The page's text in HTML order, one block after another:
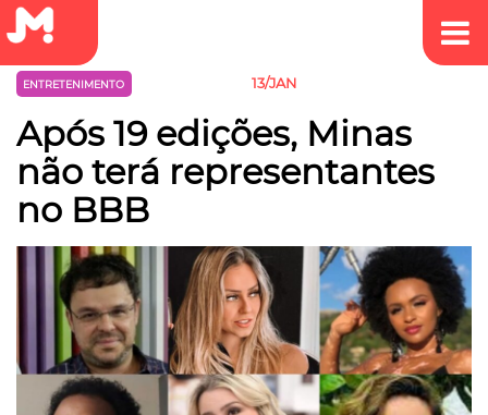
ENTRETENIMENTO 13/JAN
Após 19 edições, Minas
não terá representantes
no BBB